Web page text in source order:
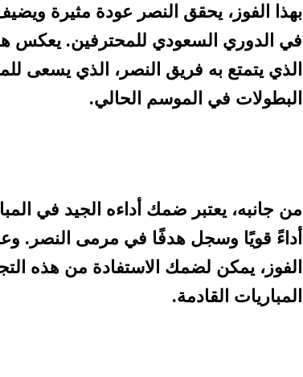
بهذا الفوز، يحقق النصر عودة مثيرة
في الدوري السعودي للمحترفين. يعكس هذا
الذي يتمتع به فريق النصر، الذي يسعى
البطولات في الموسم الحالي.
من جانبه، يعتبر ضمك أداءه الجيد في
أداءً قويًا وسجل هدفًا في مرمى النصر.
الفوز، يمكن لضمك الاستفادة من هذه
المباريات القادمة.